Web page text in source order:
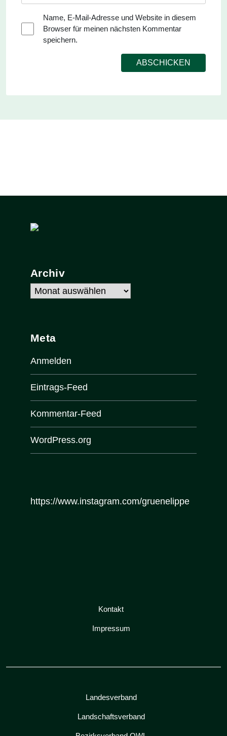
Name, E-Mail-Adresse und Website in diesem
Browser für meinen nächsten Kommentar
speichern.
Archiv
Archiv
Meta
Anmelden
Eintrags-Feed
Kommentar-Feed
WordPress.org
https://www.instagram.com/gruenelippe
Kontakt
Impressum
Landesverband
Landschaftsverband